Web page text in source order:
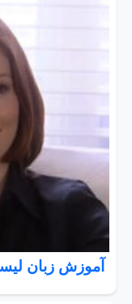
آموزش زبان